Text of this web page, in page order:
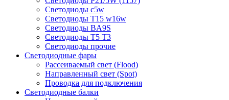
Светодиоды c5w
Светодиоды T15 w16w
Светодиоды BA9S
Светодиоды T5 T3
Светодиоды прочие
Светодиодные фары
Рассеиваемый свет (Flood)
Направленный свет (Spot)
Проводка для подключения
Светодиодные балки